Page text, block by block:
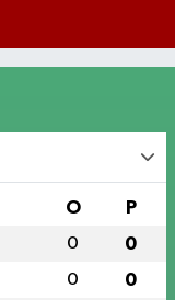
O P
0 0
0 0